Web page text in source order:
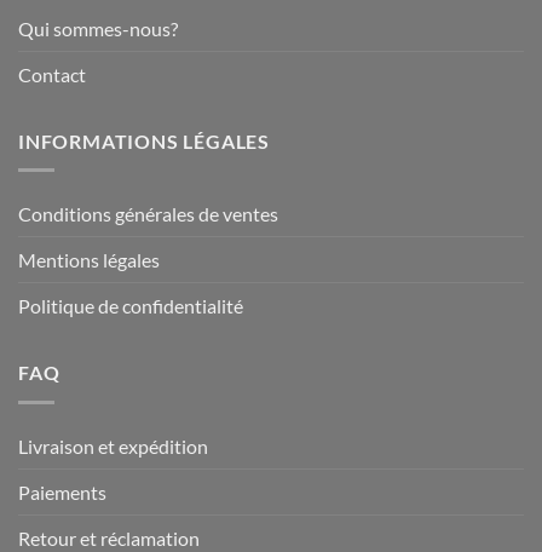
Qui sommes-nous?
Contact
INFORMATIONS LÉGALES
Conditions générales de ventes
Mentions légales
Politique de confidentialité
FAQ
Livraison et expédition
Paiements
Retour et réclamation